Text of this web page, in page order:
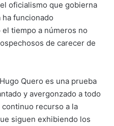
oficialismo que gobierna
ha funcionado
tiempo a números no
de carecer de
Quero es una prueba
y avergonzado a todo
recurso a la
siguen exhibiendo los